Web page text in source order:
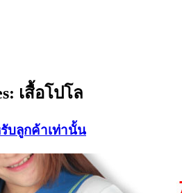
เสื้อโปโล
บลูกค้าเท่านั้น